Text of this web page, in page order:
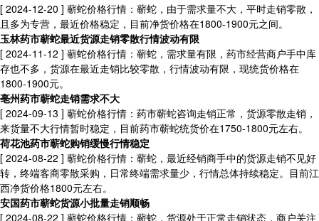
[ 2024-12-20 ] 蕲蛇价格行情：蕲蛇，由于需求量不大，平时走销零散，
且多为专营，最近价格稳定，目前净货价格在1800-1900元之间。
玉林药市蕲蛇最近货源走销零散行情波动有限
[ 2024-11-12 ] 蕲蛇价格行情：蕲蛇，需求量有限，药市经营商户手中库
存也不多，货源在最近走销比较零散，行情波动有限，现统货价格在
1800-1900元。
亳州药市蕲蛇走销需求不大
[ 2024-09-13 ] 蕲蛇价格行情：药市蕲蛇咨询走销正常，货源零散走销，
来货量不大行情暂时稳定，目前药市蕲蛇统货价在1750-1800元左右。
荷花池药市蕲蛇购销缓慢行情稳定
[ 2024-08-22 ] 蕲蛇价格行情：蕲蛇，最近经销商手中的货源走销不见好
转，终端客商零散采购，日常终端需求量少，行情总体持续稳定。目前江
西净货价格1800元左右。
安国药市蕲蛇货源小批量走销顺畅
[ 2024-08-22 ] 蕲蛇价格行情：蕲蛇，货源处于正常走销状态，商户关注